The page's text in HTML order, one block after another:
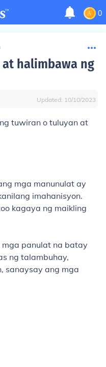
0
halimbawa ng
Updated: 10/10/2023
tuwiran o tuluyan at
mga manunulat ay
imahanisyon.
kagaya ng maikling
mga panulat na batay
ng talambuhay,
sanaysay ang mga